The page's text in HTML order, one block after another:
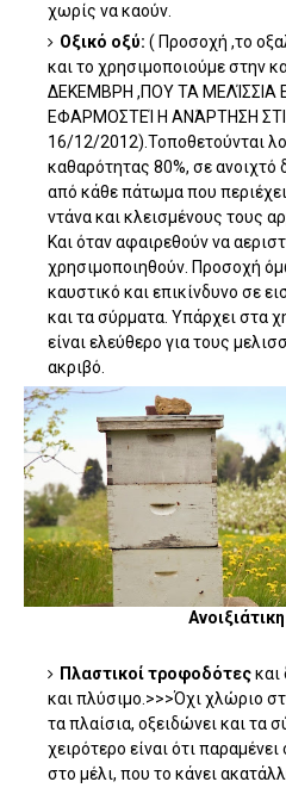
χωρίς να καούν.
Οξικό οξύ: ( Προσοχή ,το
και το χρησιμοποιούμε στην
ΔΕΚΕΜΒΡΗ ,ΠΟΥ ΤΑ ΜΕΛΊΣΣΙΑ
ΕΦΑΡΜΟΣΤΕΊ Η ΑΝΆΡΤΗΣΗ
16/12/2012).Τοποθετούνται
καθαρότητας 80%, σε ανοιχτό
από κάθε πάτωμα που
ντάνα και κλεισμένους τους
Και όταν αφαιρεθούν να
χρησιμοποιηθούν. Προσοχή
καυστικό και επικίνδυνο σε
και τα σύρματα. Υπάρχει στα
είναι ελεύθερο για τους
ακριβό.
Πλαστικοί τροφοδότεςκαι
και πλύσιμο.>>>Όχι χλώριο
τα πλαίσια, οξειδώνει και τα
χειρότερο είναι ότι
στο μέλι, που το κάνει